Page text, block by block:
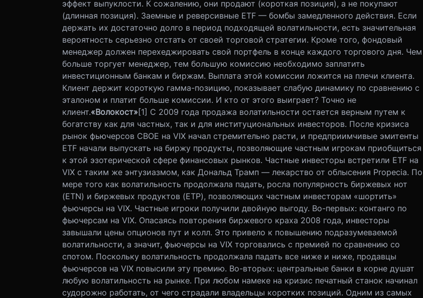
эффект выпуклости. К сожалению, они продают (короткая позиция), а не покупают
(длинная позиция). Заемные и реверсивные ETF — бомбы замедленного действия. Если
держать их достаточно долго в период подходящей волатильности, есть значительная
вероятность серьезно отстать от своей торговой стратегии. Кроме того, фондовый
менеджер должен перехеджировать свой портфель в конце каждого торгового дня. Чем
больше торгует менеджер, тем большую комиссию необходимо заплатить
инвестиционным банкам и биржам. Выплата этой комиссии ложится на плечи клиента.
Клиент держит короткую гамма-позицию, показывает слабую динамику по сравнению с
эталоном и платит больше комиссии. И кто от этого выиграет? Точно не
клиент.«Волокост»[1] С 2009 года продажа волатильности остается верным путем к
богатству как для частных, так и для институциональных инвесторов. После кризиса
рынок фьючерсов CBОЕ на VIX начал стремительно расти, и предприимчивые эмитенты
ETF начали выпускать на биржу продукты, позволяющие частным игрокам приобщиться
к этой эзотерической сфере финансовых рынков. Частные инвесторы встретили ETF на
VIX с таким же энтузиазмом, как Дональд Трамп — лекарство от облысения Propecia. По
мере того как волатильность продолжала падать, росла популярность биржевых нот
(ETN) и биржевых продуктов (ETP), позволяющих частным инвесторам «шортить»
фьючерсы на VIX. Частные игроки получили двойную выгоду. Во-первых: контанго по
фьючерсам на VIX. Опасаясь повторения биржевого краха 2008 года, инвесторы
завышали цены опционов пут и колл. Это привело к повышению подразумеваемой
волатильности, а значит, фьючерсы на VIX торговались с премией по сравнению со
спотом. Поскольку волатильность продолжала падать все ниже и ниже, продавцы
фьючерсов на VIX повысили эту премию. Во-вторых: центральные банки в корне душат
любую волатильность на рынке. При любом намеке на кризис печатный станок начинал
судорожно работать, от чего страдали владельцы коротких позиций. Одним из самых